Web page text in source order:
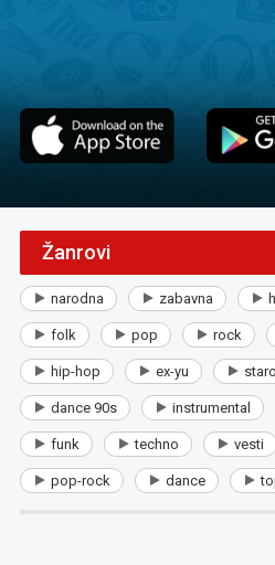
Žanrovi
narodna zabavna
folk pop rock
hip-hop ex-yu
dance 90s instrumental
funk techno vesti
pop-rock dance